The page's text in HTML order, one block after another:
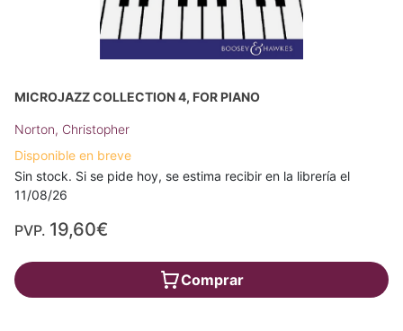
MICROJAZZ COLLECTION 4, FOR PIANO
Norton, Christopher
Disponible en breve
Sin stock. Si se pide hoy, se estima recibir en la librería el
11/08/26
PVP. 19,60€
Comprar